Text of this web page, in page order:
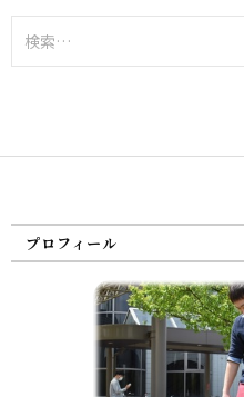
索:
プロフィール